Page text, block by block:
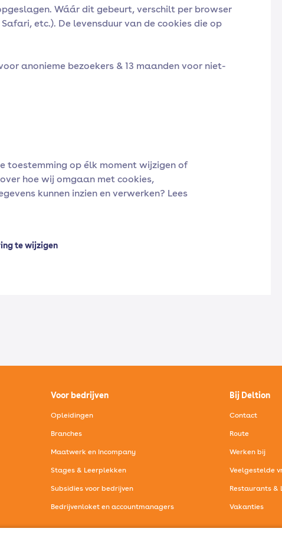
Wáár dit gebeurt, verschilt per browser
etc.). De levensduur van de cookies die op
anonieme bezoekers & 13 maanden voor niet-
toestemming op élk moment wijzigen of
hoe wij omgaan met cookies,
kunnen inzien en verwerken? Lees
te wijzigen
Voor bedrijven
Opleidingen
Branches
Maatwerk en Incompany
Stages & Leerplekken
Subsidies voor bedrijven
Bedrijvenloket en accountmanagers
Bij Deltion
Contact
Route
Werken bij
Veelgestelde
Restaurants &
Vakanties